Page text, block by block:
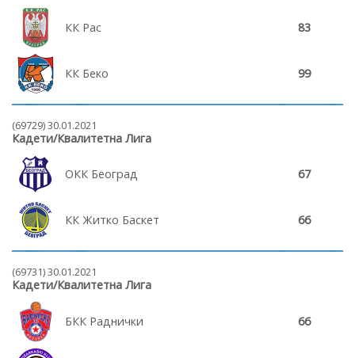
КК Рас 83
КК Беко 99
(69729) 30.01.2021
Кадети/Квалитетна Лига
ОКК Београд 67
КК Житко Баскет 66
(69731) 30.01.2021
Кадети/Квалитетна Лига
БКК Раднички 66